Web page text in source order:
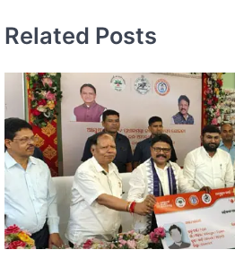
Related Posts